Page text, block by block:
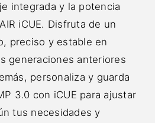
integrada y la potencia
iCUE. Disfruta de un
preciso y estable en
generaciones anteriores
personaliza y guarda
3.0 con iCUE para ajustar
tus necesidades y